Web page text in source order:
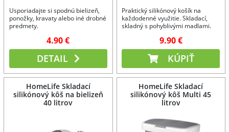
Usporiadajte si spodnú bielizeň,
ponožky, kravaty alebo iné drobné
predmety.
4.90 €
DETAIL
Praktický silikónový košík na
každodenné využitie. Skladací,
skladný s pohyblivými madlami.
9.90 €
KÚPIŤ
HomeLife Skladací
silikónový kôš na bielizeň
40 litrov
HomeLife Skladací
silikónový kôš Multi 45
litrov